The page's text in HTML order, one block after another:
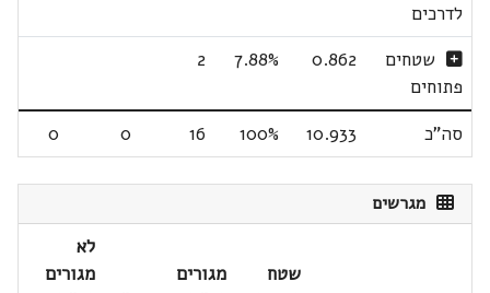
לדרכים
שטחים
פתוחים
0.862
7.88%
2
סה"כ 10.933
100%
16
0
0
מגרשים
שטח
מגורים
לא
מגורים